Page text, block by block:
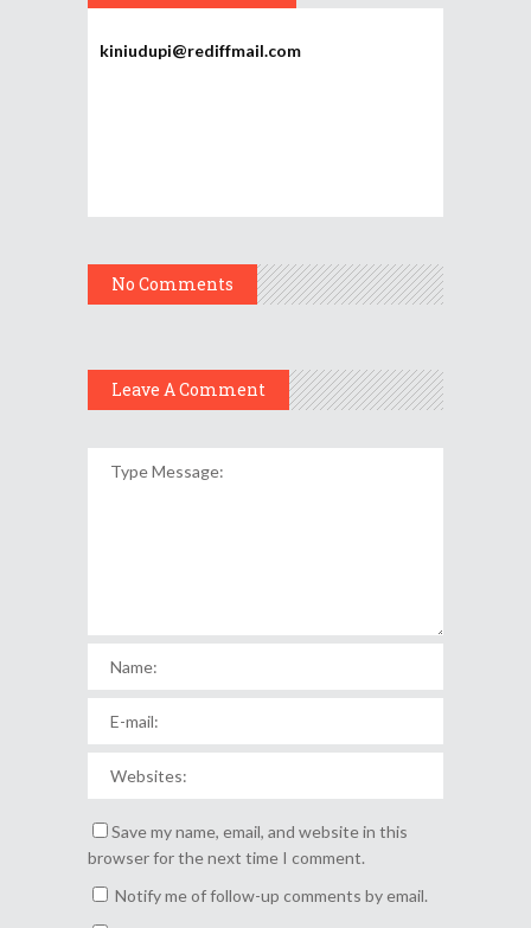
kiniudupi@rediffmail.com
No Comments
Leave A Comment
Save my name, email, and website in this
browser for the next time I comment.
Notify me of follow-up comments by email.